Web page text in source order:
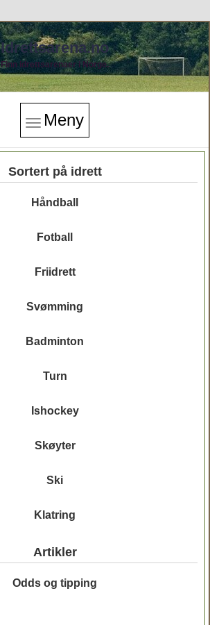
Idrettsarena.no
Finn idrettsarenaer i Norge.
Meny
Sortert på idrett
Håndball
Fotball
Friidrett
Svømming
Badminton
Turn
Ishockey
Skøyter
Ski
Klatring
Artikler
Odds og tipping